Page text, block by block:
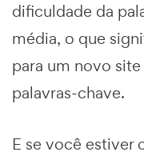
dificuldade da
média, o que
para um novo site
palavras-chave.
E se você estiver